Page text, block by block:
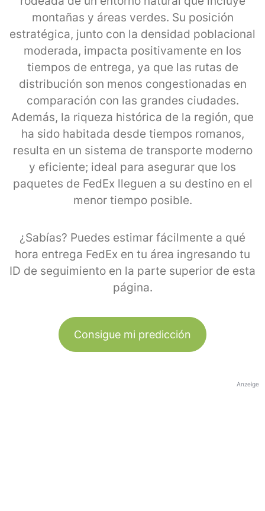
montañas y áreas verdes. Su posición
estratégica, junto con la densidad poblacional
moderada, impacta positivamente en los
tiempos de entrega, ya que las rutas de
distribución son menos congestionadas en
comparación con las grandes ciudades.
Además, la riqueza histórica de la región, que
ha sido habitada desde tiempos romanos,
resulta en un sistema de transporte moderno
y eficiente; ideal para asegurar que los
paquetes de FedEx lleguen a su destino en el
menor tiempo posible.
¿Sabías? Puedes estimar fácilmente a qué
hora entrega FedEx en tu área ingresando tu
ID de seguimiento en la parte superior de esta
página.
Consigue mi predicción
Anzeige